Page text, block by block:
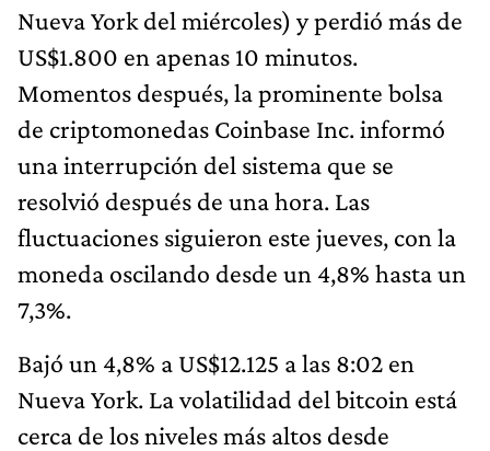
Nueva York del miércoles) y perdió más de
US$1.800 en apenas 10 minutos.
Momentos después, la prominente bolsa
de criptomonedas Coinbase Inc. informó
una interrupción del sistema que se
resolvió después de una hora. Las
fluctuaciones siguieron este jueves, con la
moneda oscilando desde un 4,8% hasta un
7,3%.
Bajó un 4,8% a US$12.125 a las 8:02 en
Nueva York. La volatilidad del bitcoin está
cerca de los niveles más altos desde